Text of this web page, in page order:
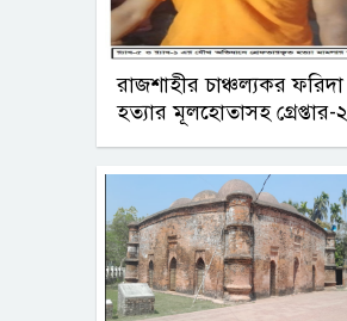
রাজশাহীর চাঞ্চল্যকর ফরিদা
হত্যার মূলহোতাসহ গ্রেপ্তার-২